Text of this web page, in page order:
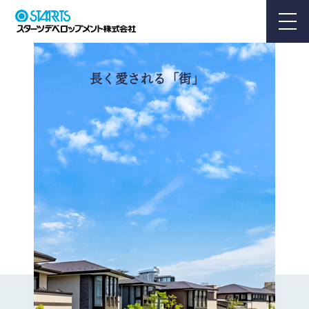
長く愛される「街」